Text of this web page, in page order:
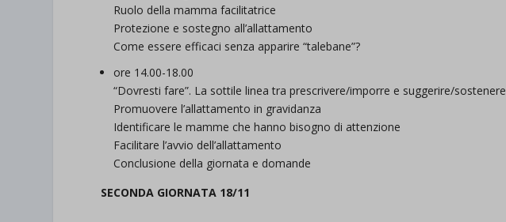
Ruolo della mamma facilitatrice
Protezione e sostegno all’allattamento
Come essere efficaci senza apparire “talebane”?
ore 14.00-18.00
“Dovresti fare”. La sottile linea tra prescrivere/imporre e suggerire/sostenere
Promuovere l’allattamento in gravidanza
Identificare le mamme che hanno bisogno di attenzione
Facilitare l’avvio dell’allattamento
Conclusione della giornata e domande
SECONDA GIORNATA 18/11